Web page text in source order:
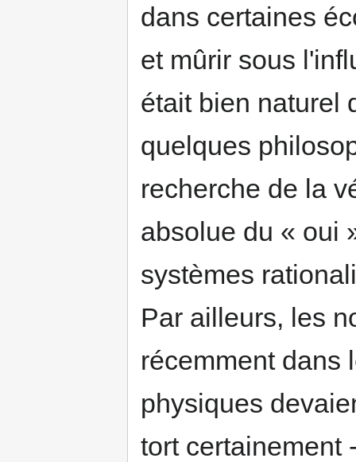
dans certaines
et mûrir sous
était bien naturel
quelques
recherche de la
absolue du « oui
systèmes
Par ailleurs, les
récemment dans
physiques
tort certainement